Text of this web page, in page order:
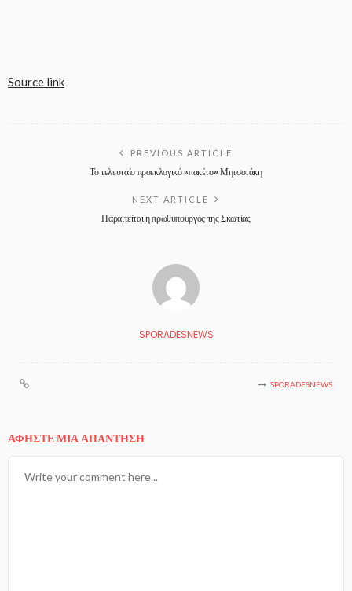
Source link
PREVIOUS ARTICLE
Το τελευταίο προεκλογικό «πακέτο» Μητσοτάκη
NEXT ARTICLE
Παραιτείται η πρωθυπουργός της Σκωτίας
SPORADESNEWS
SPORADESNEWS
ΑΦΉΣΤΕ ΜΙΑ ΑΠΆΝΤΗΣΗ